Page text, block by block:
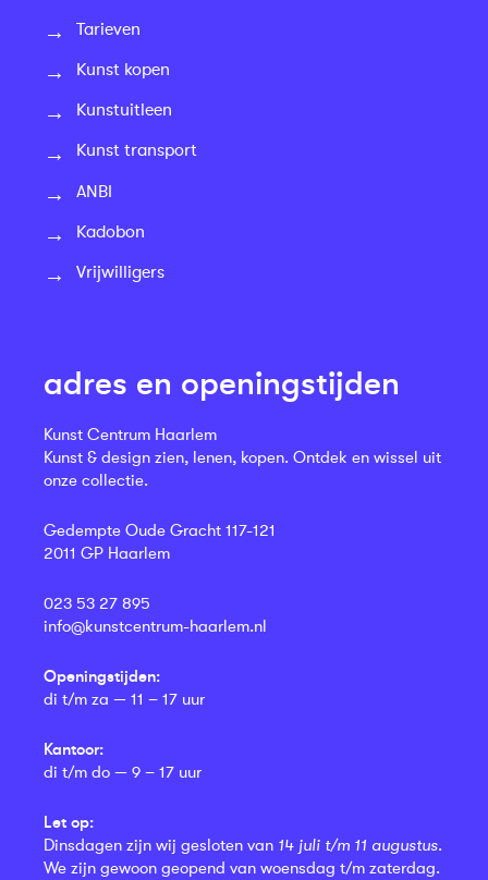
Tarieven
Kunst kopen
Kunstuitleen
Kunst transport
ANBI
Kadobon
Vrijwilligers
adres en openingstijden
Kunst Centrum Haarlem
Kunst & design zien, lenen, kopen. Ontdek en wissel uit
onze collectie.
Gedempte Oude Gracht 117-121
2011 GP Haarlem
023 53 27 895
info@kunstcentrum-haarlem.nl
Openingstijden:
di t/m za — 11 – 17 uur
Kantoor:
di t/m do — 9 – 17 uur
Let op:
Dinsdagen zijn wij gesloten van 14 juli t/m 11 augustus.
We zijn gewoon geopend van woensdag t/m zaterdag.